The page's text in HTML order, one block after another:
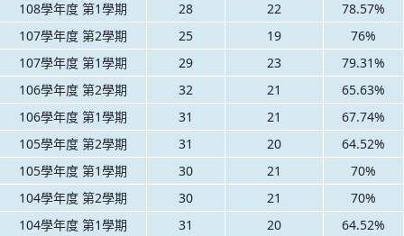
108學年度 第1學期
28 22
78.57%
107學年度 第2學期
25 19
76%
107學年度 第1學期
29 23
79.31%
106學年度 第2學期
32 21
65.63%
106學年度 第1學期
31 21
67.74%
105學年度 第2學期
31 20
64.52%
105學年度 第1學期
30 21
70%
104學年度 第2學期
30 21
70%
104學年度 第1學期
31 20
64.52%